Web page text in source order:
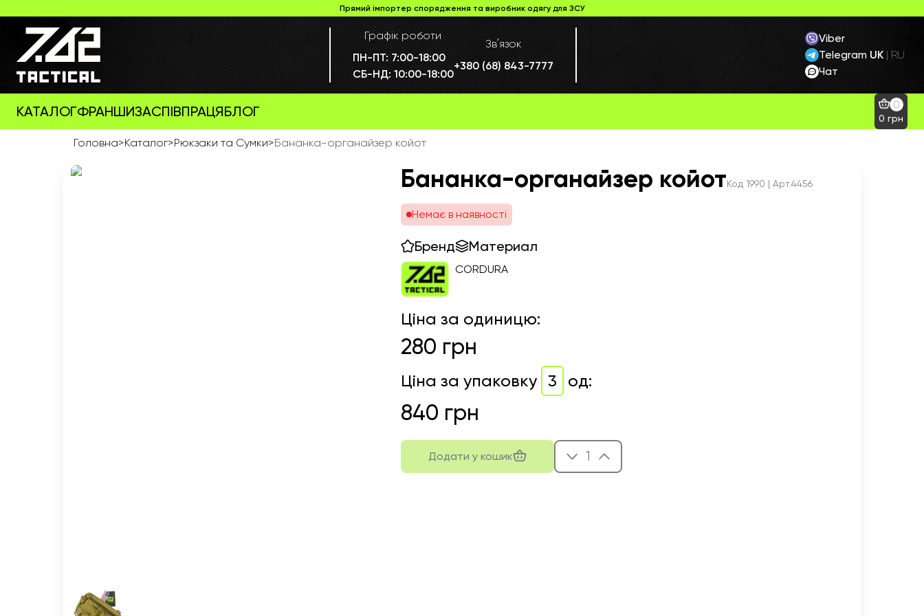
Прямий імпортер спорядження та виробник одягу для ЗСУ
Графік роботи
ПН-ПТ: 7:00-18:00
СБ-НД: 10:00-18:00
Звʼязок
+380 (68) 843-7777
Viber
Telegram
Чат
UK | RU
КАТАЛОГФРАНШИЗАСПІВПРАЦЯБЛОГ
0
0 грн
Головна>Каталог>Рюкзаки та Сумки>Бананка-органайзер койот
Бананка-органайзер койотКод1990 | Арт.4456
Немає в наявності
Бренд Материал
CORDURA
Ціна за одиницю:
280 грн
Ціна за упаковку 3 од:
840 грн
Додати у кошик 1